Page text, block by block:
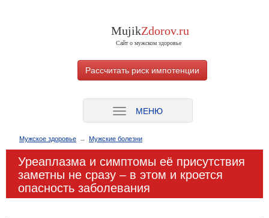
MujikZdorov.ru
Cайт о мужском здоровье
Рассчитать риск импотенции
МЕНЮ
Мужское здоровье → Мужские болезни
Уреаплазма и симптомы её присутствия
заметны не сразу – в этом и кроется
опасность заболевания